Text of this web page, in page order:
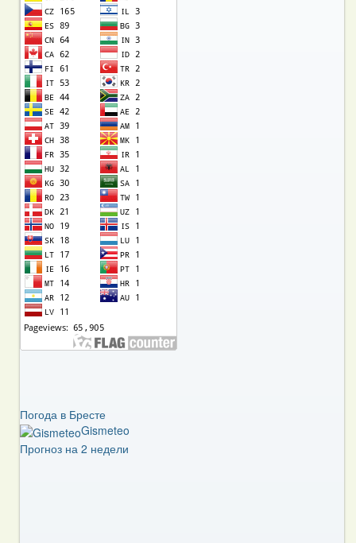
Погода в Бресте
Gismeteo
Прогноз на 2 недели